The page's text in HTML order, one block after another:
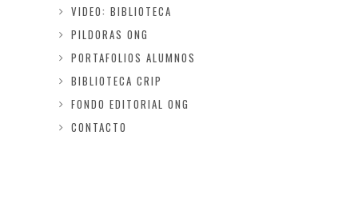
VIDEO: BIBLIOTECA
PILDORAS ONG
PORTAFOLIOS ALUMNOS
BIBLIOTECA CRIP
FONDO EDITORIAL ONG
CONTACTO